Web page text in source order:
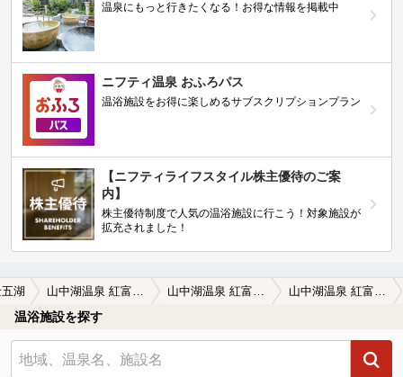
温泉にもっと行きたくなる！お得な情報を掲載中
ニフティ温泉 おふろパス
温浴施設をお得に楽しめるサブスクリプションプラン
【ニフティライフスタイル株主優待のご案
内】
株主優待制度で人気の温浴施設に行こう！対象施設が
拡充されました！
湖 山中湖温泉 紅富士の湯 山中湖温泉 紅富士の湯の口コミ一覧 山中湖温泉 紅富士の湯の口コミ 広く綺麗な施設
温浴施設を探す